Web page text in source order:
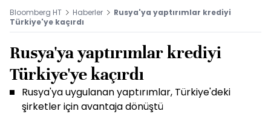
Bloomberg HT Haberler
Rusya'ya yaptırımlar krediyi
Türkiye'ye kaçırdı
Rusya'ya yaptırımlar krediyi
Türkiye'ye kaçırdı
Rusya'ya uygulanan yaptırımlar, Türkiye'deki
şirketler için avantaja dönüştü